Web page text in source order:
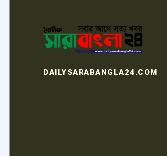
DAILYSARABANGLA24.COM